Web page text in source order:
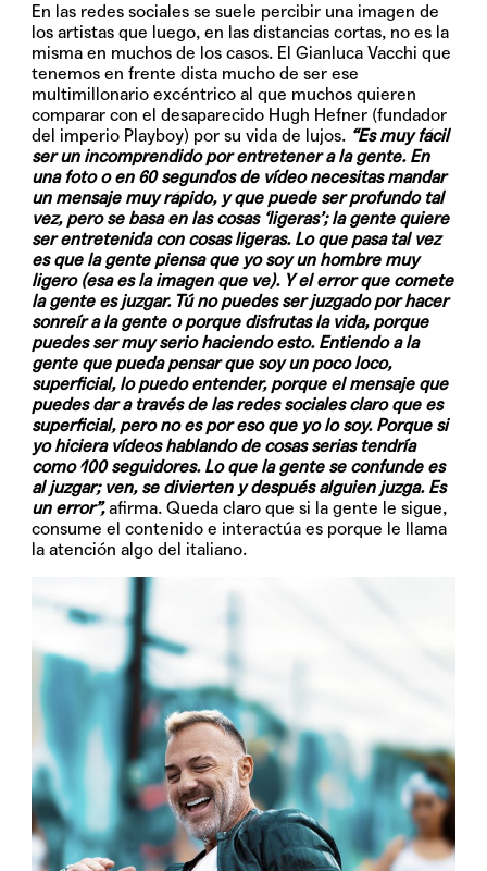
En las redes sociales se suele percibir una imagen de
los artistas que luego, en las distancias cortas, no es la
misma en muchos de los casos. El Gianluca Vacchi que
tenemos en frente dista mucho de ser ese
multimillonario excéntrico al que muchos quieren
comparar con el desaparecido Hugh Hefner (fundador
del imperio Playboy) por su vida de lujos. “Es muy fácil
ser un incomprendido por entretener a la gente. En
una foto o en 60 segundos de vídeo necesitas mandar
un mensaje muy rápido, y que puede ser profundo tal
vez, pero se basa en las cosas ‘ligeras’; la gente quiere
ser entretenida con cosas ligeras. Lo que pasa tal vez
es que la gente piensa que yo soy un hombre muy
ligero (esa es la imagen que ve). Y el error que comete
la gente es juzgar. Tú no puedes ser juzgado por hacer
sonreír a la gente o porque disfrutas la vida, porque
puedes ser muy serio haciendo esto. Entiendo a la
gente que pueda pensar que soy un poco loco,
superficial, lo puedo entender, porque el mensaje que
puedes dar a través de las redes sociales claro que es
superficial, pero no es por eso que yo lo soy. Porque si
yo hiciera vídeos hablando de cosas serias tendría
como 100 seguidores. Lo que la gente se confunde es
al juzgar; ven, se divierten y después alguien juzga. Es
un error”, afirma. Queda claro que si la gente le sigue,
consume el contenido e interactúa es porque le llama
la atención algo del italiano.